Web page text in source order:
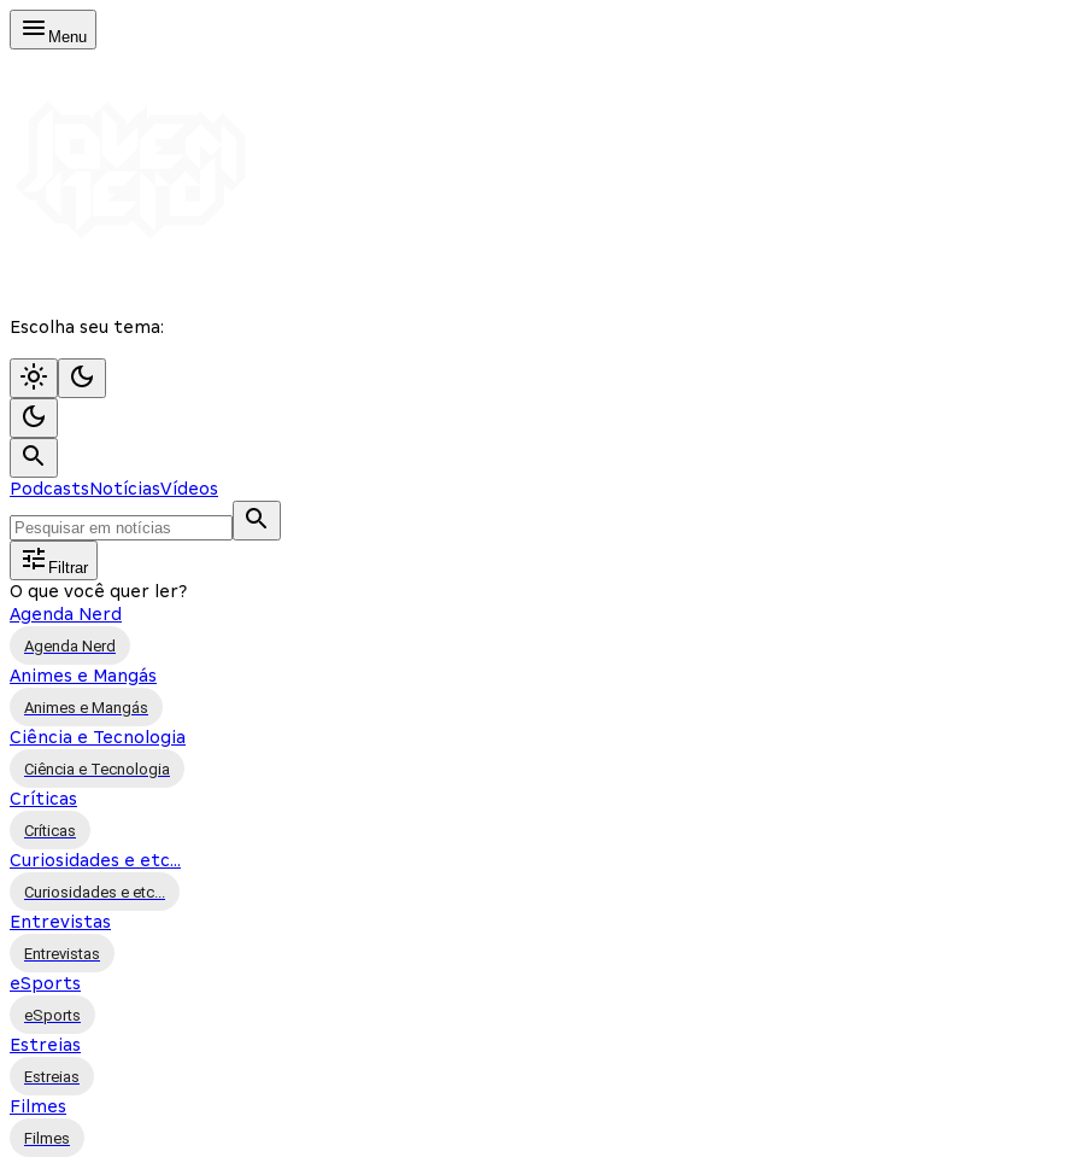
Menu
Escolha seu tema:
PodcastsNotíciasVídeos
Filtrar
O que você quer ler?
Agenda Nerd
Agenda Nerd
Animes e Mangás
Animes e Mangás
Ciência e Tecnologia
Ciência e Tecnologia
Críticas
Críticas
Curiosidades e etc...
Curiosidades e etc...
Entrevistas
Entrevistas
eSports
eSports
Estreias
Estreias
Filmes
Filmes